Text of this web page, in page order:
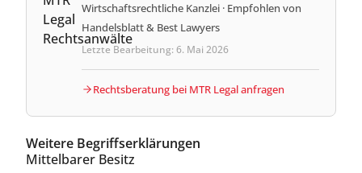
Wirtschaftsrechtliche Kanzlei · Empfohlen von
Handelsblatt & Best Lawyers
Letzte Bearbeitung: 6. Mai 2026
Rechtsberatung bei MTR Legal anfragen
Weitere Begriffserklärungen
Mittelbarer Besitz